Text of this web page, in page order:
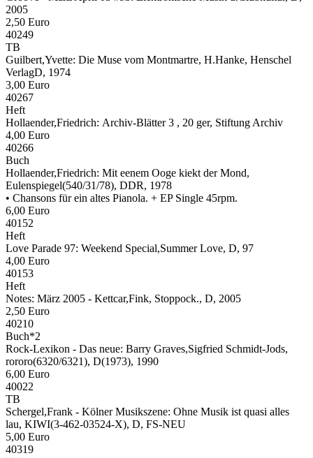
2005
2,50 Euro
40249
TB
Guilbert,Yvette: Die Muse vom Montmartre, H.Hanke, Henschel
VerlagD, 1974
3,00 Euro
40267
Heft
Hollaender,Friedrich: Archiv-Blätter 3 , 20 ger, Stiftung Archiv
4,00 Euro
40266
Buch
Hollaender,Friedrich: Mit eenem Ooge kiekt der Mond,
Eulenspiegel(540/31/78), DDR, 1978
• Chansons für ein altes Pianola. + EP Single 45rpm.
6,00 Euro
40152
Heft
Love Parade 97: Weekend Special,Summer Love, D, 97
4,00 Euro
40153
Heft
Notes: März 2005 - Kettcar,Fink, Stoppock., D, 2005
2,50 Euro
40210
Buch*2
Rock-Lexikon - Das neue: Barry Graves,Sigfried Schmidt-Jods,
rororo(6320/6321), D(1973), 1990
6,00 Euro
40022
TB
Schergel,Frank - Kölner Musikszene: Ohne Musik ist quasi alles
lau, KIWI(3-462-03524-X), D, FS-NEU
5,00 Euro
40319